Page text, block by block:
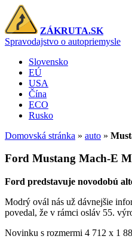
ZÁKRUTA.SK
Spravodajstvo o autopriemysle
Slovensko
EÚ
USA
Čína
ECO
Rusko
Domovská stránka » auto »
Ford Mustang Mach-E
Ford predstavuje novodobú
Modrý ovál nás už dávnejšie
povedal, že v rámci osláv 55.
Novinku s rozmermi 4 712 x 1